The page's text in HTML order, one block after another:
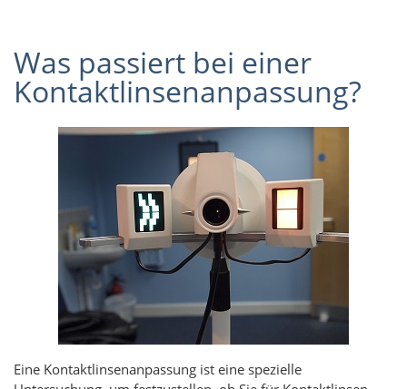
Was passiert bei einer
Kontaktlinsenanpassung?
Eine Kontaktlinsenanpassung ist eine spezielle